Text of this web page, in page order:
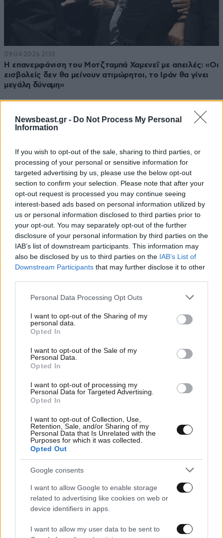
Newsbeast.gr - Do Not Process My Personal
Information
If you wish to opt-out of the sale, sharing to third parties, or
processing of your personal or sensitive information for
targeted advertising by us, please use the below opt-out
section to confirm your selection. Please note that after your
opt-out request is processed you may continue seeing
interest-based ads based on personal information utilized by
us or personal information disclosed to third parties prior to
your opt-out. You may separately opt-out of the further
disclosure of your personal information by third parties on the
IAB’s list of downstream participants. This information may
also be disclosed by us to third parties on the IAB’s List of
Downstream Participants that may further disclose it to other
Please note that this website/app uses one or more Google
not limited to your visit or usage behaviour. You may click to
grant or deny consent to Google and its third-party tags to
use your data for below specified purposes in below Google
consent section.
Personal Data Processing Opt Outs
I want to opt-out of the Sharing of my
personal data.
Opted In
I want to opt-out of the Sale of my
Personal Data.
Opted In
I want to opt-out of processing my
Personal Data for Targeted Advertising.
Opted In
I want to opt-out of Collection, Use,
Retention, Sale, and/or Sharing of my
Personal Data that Is Unrelated with the
Purposes for which it was collected.
Opted Out
Google consents
I want to allow Google to enable storage
related to advertising like cookies on web or
device identifiers in apps.
I want to allow my user data to be sent to
09·04·2026 21:13
Η επανεμφάνιση του Μοτζταμπά Χαμενεΐ με απειλές: «Οι
εισβολείς δεν θα μείνουν ατιμώρητοι, το Ιράν θα γίνει
μεγάλη δύναμη»
Ο Μοτζταμπά Χαμενεΐ και το παρασκήνιο της
εκεχειρίας: Η μυστική εμπλοκή που έφερε συμφωνία
07·04·2026 08:24
The Times: Ο ανώτατος ηγέτης του Ιράν, Μοτζταμπά
Χαμενεΐ, «είναι σε κώμα και νοσηλεύεται στην Κομ»